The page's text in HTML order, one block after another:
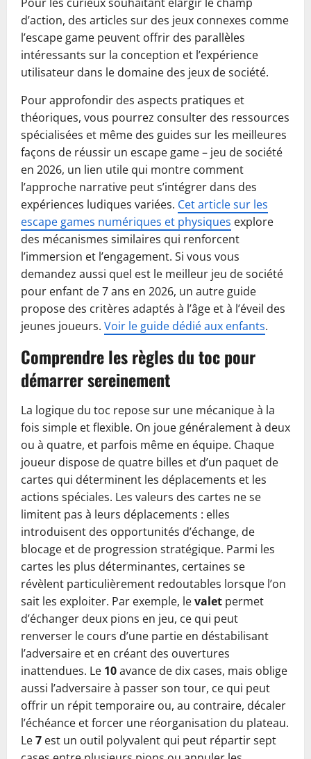
d’action, des articles sur des jeux connexes comme
l’escape game peuvent offrir des parallèles
intéressants sur la conception et l’expérience
utilisateur dans le domaine des jeux de société.
Pour approfondir des aspects pratiques et
théoriques, vous pourrez consulter des ressources
spécialisées et même des guides sur les meilleures
façons de réussir un escape game – jeu de société
en 2026, un lien utile qui montre comment
l’approche narrative peut s’intégrer dans des
expériences ludiques variées. Cet article sur les
escape games numériques et physiques explore
des mécanismes similaires qui renforcent
l’immersion et l’engagement. Si vous vous
demandez aussi quel est le meilleur jeu de société
pour enfant de 7 ans en 2026, un autre guide
propose des critères adaptés à l’âge et à l’éveil des
jeunes joueurs. Voir le guide dédié aux enfants.
Comprendre les règles du toc pour
démarrer sereinement
La logique du toc repose sur une mécanique à la
fois simple et flexible. On joue généralement à deux
ou à quatre, et parfois même en équipe. Chaque
joueur dispose de quatre billes et d’un paquet de
cartes qui déterminent les déplacements et les
actions spéciales. Les valeurs des cartes ne se
limitent pas à leurs déplacements : elles
introduisent des opportunités d’échange, de
blocage et de progression stratégique. Parmi les
cartes les plus déterminantes, certaines se
révèlent particulièrement redoutables lorsque l’on
sait les exploiter. Par exemple, levalet permet
d’échanger deux pions en jeu, ce qui peut
renverser le cours d’une partie en déstabilisant
l’adversaire et en créant des ouvertures
inattendues. Le 10avance de dix cases, mais oblige
aussi l’adversaire à passer son tour, ce qui peut
offrir un répit temporaire ou, au contraire, décaler
l’échéance et forcer une réorganisation du plateau.
Le7 est un outil polyvalent qui peut répartir sept